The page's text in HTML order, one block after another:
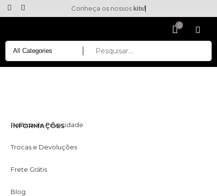
Conheça os nossos kits!
INFORMAÇÕES
Política de Privacidade
Trocas e Devoluções
Frete Grátis
Blog